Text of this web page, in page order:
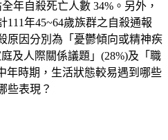
年自殺死亡人數 34%。另外，
111年45~64歲族群之自殺通報
原因分別為「憂鬱傾向或精神疾
及人際關係議題」(28%)及「職
年時期，生活狀態較易遇到哪些
些表現？